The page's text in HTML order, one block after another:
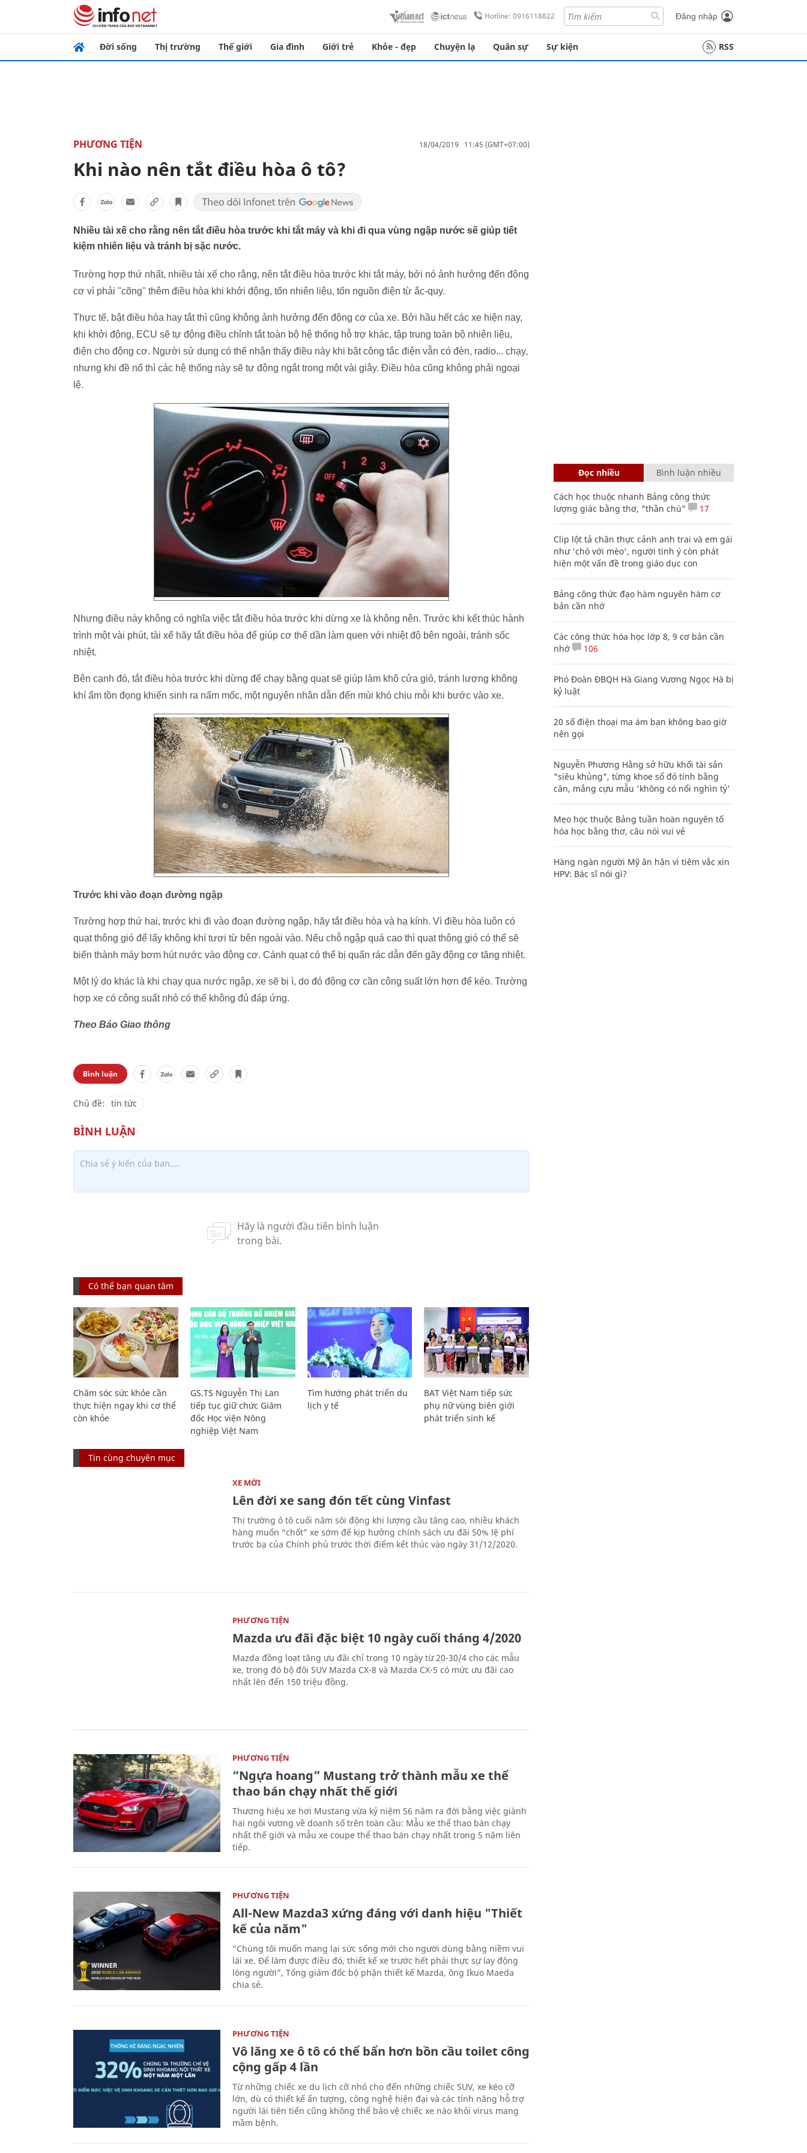
Hotline: 0916118822 Đăng nhập
Đời sống Thị trường Thế giới Gia đình Giới trẻ Khỏe - đẹp Chuyện lạ Quân sự Sự kiện RSS
PHƯƠNG TIỆN 18/04/2019 11:45 (GMT+07:00)
Khi nào nên tắt điều hòa ô tô?
Nhiều tài xế cho rằng nên tắt điều hòa trước khi tắt máy và khi đi qua vùng ngập nước sẽ giúp tiết
kiệm nhiên liệu và tránh bị sặc nước.
Trường hợp thứ nhất, nhiều tài xế cho rằng, nên tắt điều hòa trước khi tắt máy, bởi nó ảnh hưởng đến động
cơ vì phải "cõng" thêm điều hòa khi khởi động, tốn nhiên liệu, tốn nguồn điện từ ắc-quy.
Thực tế, bật điều hòa hay tắt thì cũng không ảnh hưởng đến động cơ của xe. Bởi hầu hết các xe hiện nay,
khi khởi động, ECU sẽ tự động điều chỉnh tắt toàn bộ hệ thống hỗ trợ khác, tập trung toàn bộ nhiên liệu,
điện cho động cơ. Người sử dụng có thể nhận thấy điều này khi bật công tắc điện vẫn có đèn, radio... chạy,
nhưng khi đề nổ thì các hệ thống này sẽ tự động ngắt trong một vài giây. Điều hòa cũng không phải ngoại
lệ.
Nhưng điều này không có nghĩa việc tắt điều hòa trước khi dừng xe là không nên. Trước khi kết thúc hành
trình một vài phút, tài xế hãy tắt điều hòa để giúp cơ thể dần làm quen với nhiệt độ bên ngoài, tránh sốc
nhiệt.
Bên cạnh đó, tắt điều hòa trước khi dừng để chạy bằng quạt sẽ giúp làm khô cửa gió, tránh lượng không
khí ẩm tồn đọng khiến sinh ra nấm mốc, một nguyên nhân dẫn đến mùi khó chịu mỗi khi bước vào xe.
Trước khi vào đoạn đường ngập
Trường hợp thứ hai, trước khi đi vào đoạn đường ngập, hãy tắt điều hòa và hạ kính. Vì điều hòa luôn có
quạt thông gió để lấy không khí tươi từ bên ngoài vào. Nếu chỗ ngập quá cao thì quạt thông gió có thể sẽ
biến thành máy bơm hút nước vào động cơ. Cánh quạt có thể bị quấn rác dẫn đến gãy động cơ tăng nhiệt.
Một lý do khác là khi chạy qua nước ngập, xe sẽ bị ì, do đó động cơ cần công suất lớn hơn để kéo. Trường
hợp xe có công suất nhỏ có thể không đủ đáp ứng.
Theo Báo Giao thông
Bình luận
Chủ đề: tin tức
Có thể bạn quan tâm
Chăm sóc sức khỏe cần
thực hiện ngay khi cơ thể
còn khỏe
GS.TS Nguyễn Thị Lan
tiếp tục giữ chức Giám
đốc Học viện Nông
nghiệp Việt Nam
Tìm hướng phát triển du
lịch y tế
BAT Việt Nam tiếp sức
phụ nữ vùng biên giới
phát triển sinh kế
Tin cùng chuyên mục
XE MỚI
Lên đời xe sang đón tết cùng Vinfast
Thị trường ô tô cuối năm sôi động khi lượng cầu tăng cao, nhiều khách
hàng muốn “chốt” xe sớm để kịp hưởng chính sách ưu đãi 50% lệ phí
trước bạ của Chính phủ trước thời điểm kết thúc vào ngày 31/12/2020.
PHƯƠNG TIỆN
Mazda ưu đãi đặc biệt 10 ngày cuối tháng 4/2020
Mazda đồng loạt tăng ưu đãi chỉ trong 10 ngày từ 20-30/4 cho các mẫu
xe, trong đó bộ đôi SUV Mazda CX-8 và Mazda CX-5 có mức ưu đãi cao
nhất lên đến 150 triệu đồng.
PHƯƠNG TIỆN
“Ngựa hoang” Mustang trở thành mẫu xe thể
thao bán chạy nhất thế giới
Thương hiệu xe hơi Mustang vừa kỷ niệm 56 năm ra đời bằng việc giành
hai ngôi vương về doanh số trên toàn cầu: Mẫu xe thể thao bán chạy
nhất thế giới và mẫu xe coupe thể thao bán chạy nhất trong 5 năm liên
tiếp.
PHƯƠNG TIỆN
All-New Mazda3 xứng đáng với danh hiệu "Thiết
kế của năm"
“Chúng tôi muốn mang lại sức sống mới cho người dùng bằng niềm vui
lái xe. Để làm được điều đó, thiết kế xe trước hết phải thực sự lay động
lòng người”, Tổng giám đốc bộ phận thiết kế Mazda, ông Ikuo Maeda
chia sẻ.
PHƯƠNG TIỆN
Vô lăng xe ô tô có thể bẩn hơn bồn cầu toilet công
cộng gấp 4 lần
Từ những chiếc xe du lịch cỡ nhỏ cho đến những chiếc SUV, xe kéo cỡ
lớn, dù có thiết kế ấn tượng, công nghệ hiện đại và các tính năng hỗ trợ
người lái tiên tiến cũng không thể bảo vệ chiếc xe nào khỏi virus mang
mầm bệnh.
Đọc nhiều Bình luận nhiều
Cách học thuộc nhanh Bảng công thức
lượng giác bằng thơ, "thần chú"
17
Clip lột tả chân thực cảnh anh trai và em gái
như 'chó với mèo', người tinh ý còn phát
hiện một vấn đề trong giáo dục con
Bảng công thức đạo hàm nguyên hàm cơ
bản cần nhớ
Các công thức hóa học lớp 8, 9 cơ bản cần
nhớ
106
Phó Đoàn ĐBQH Hà Giang Vương Ngọc Hà bị
kỷ luật
20 số điện thoại ma ám bạn không bao giờ
nên gọi
Nguyễn Phương Hằng sở hữu khối tài sản
"siêu khủng", từng khoe sổ đỏ tính bằng
cân, mắng cựu mẫu 'không có nổi nghìn tỷ'
Mẹo học thuộc Bảng tuần hoàn nguyên tố
hóa học bằng thơ, câu nói vui vẻ
Hàng ngàn người Mỹ ân hận vì tiêm vắc xin
HPV: Bác sĩ nói gì?